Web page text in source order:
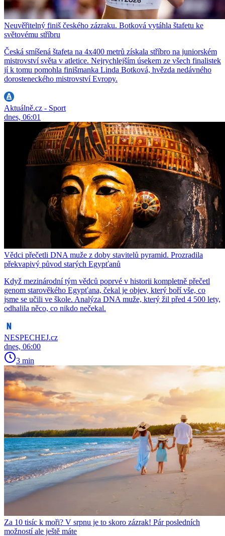
Neuvěřitelný finiš českého zázraku. Botková vytáhla štafetu ke
světovému stříbru
Česká smíšená štafeta na 4x400 metrů získala stříbro na juniorském
mistrovství světa v atletice. Nejrychlejším úsekem ze všech finalistek
jí k tomu pomohla finišmanka Linda Botková, hvězda nedávného
dorosteneckého mistrovství Evropy.
Aktuálně.cz - Sport
dnes, 06:01
Vědci přečetli DNA muže z doby stavitelů pyramid. Prozradila
překvapivý původ starých Egypťanů
Když mezinárodní tým vědců poprvé v historii kompletně přečetl
genom starověkého Egypťana, čekal je objev, který boří vše, co
jsme se učili ve škole. Analýza DNA muže, který žil před 4 500 lety,
odhalila něco, co nikdo nečekal.
NESPECHEJ.cz
dnes, 06:00
3 min
Za 10 tisíc k moři? V srpnu je to skoro zázrak! Pár posledních
možností ale ještě máte